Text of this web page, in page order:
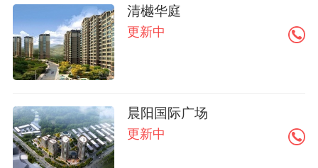
清樾华庭
更新中
晨阳国际广场
更新中